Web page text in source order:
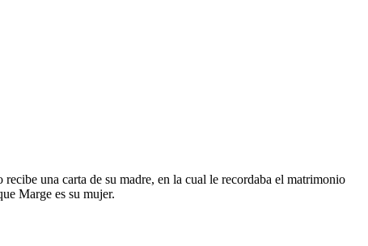
una carta de su madre, en la cual le recordaba el matrimonio
Marge es su mujer.